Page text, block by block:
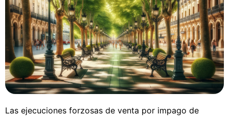
Las ejecuciones forzosas de venta por impago de